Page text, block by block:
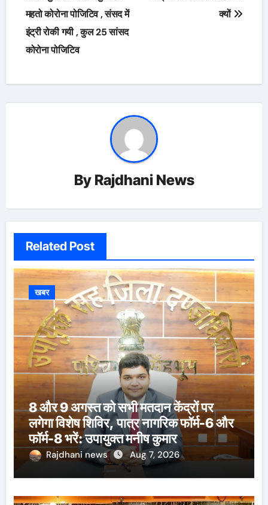
महतो कोरोना पोजिटिव , संसद में
इंट्री रोकी गयी , कुल 25 सांसद
कोरोना पोजिटिव
क्यों
By Rajdhani News
Related Post
खबर
8 और 9 अगस्त को सभी मतदान केंद्रों पर
लगेगा विशेष शिविर, पात्र नागरिक फॉर्म-6 और
फॉर्म-8 भरें: उपायुक्त मनीष कुमार
Rajdhani news Aug 7, 2026